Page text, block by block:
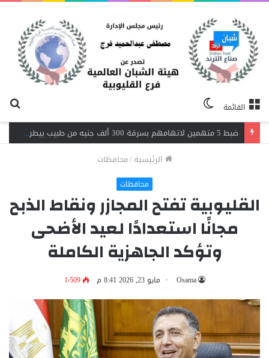
القائمة
المظلم
اندلاع حريق داخل مصنع نسيج بشبرا الخيمة.. 3 سيارات إطفاء تحاصر النيران
الرئيسية/محافظات
محافظات
القليوبية تفتح المجازر ونقاط الذبح
مجانًا استعدادًا لعيد الأضحى
وتؤكد الجاهزية الكاملة
Osama مايو 23, 2026 8:41 م 1٬509